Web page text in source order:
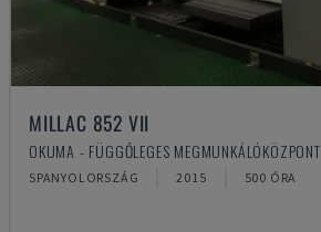
MILLAC 852 VII
OKUMA - FÜGGŐLEGES MEGMUNKÁLÓKÖZPONT
SPANYOLORSZÁG 2015 500 ÓRA